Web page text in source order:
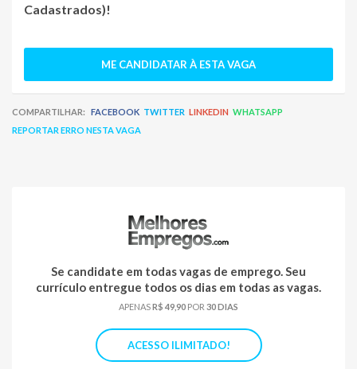
Cadastrados)!
ME CANDIDATAR À ESTA VAGA
COMPARTILHAR: FACEBOOK TWITTER LINKEDIN WHATSAPP
REPORTAR ERRO NESTA VAGA
Se candidate em todas vagas de emprego. Seu
currículo entregue todos os dias em todas as vagas.
APENASR$ 49,90 POR 30 DIAS
ACESSO ILIMITADO!